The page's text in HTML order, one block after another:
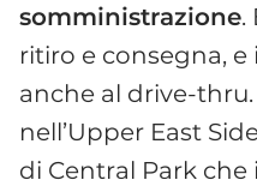
somministrazione.
ritiro e consegna,
anche al drive-
nell’Upper East
di Central Park che